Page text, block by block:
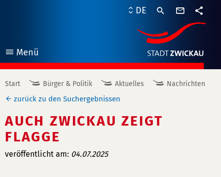
Menü
öffnen
DE
Start Bürger & Politik Aktuelles Nachrichten
zurück zu den Suchergebnissen
AUCH ZWICKAU ZEIGT
FLAGGE
veröffentlicht am: 04.07.2025